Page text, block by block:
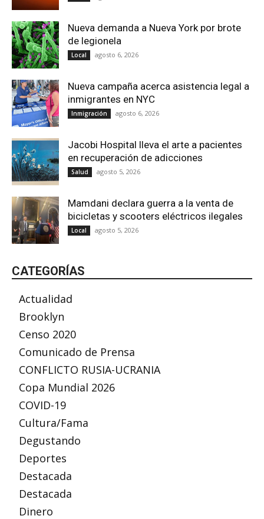
Nueva demanda a Nueva York por brote
de legionela
Local agosto 6, 2026
Nueva campaña acerca asistencia legal a
inmigrantes en NYC
Inmigración agosto 6, 2026
Jacobi Hospital lleva el arte a pacientes
en recuperación de adicciones
Salud agosto 5, 2026
Mamdani declara guerra a la venta de
bicicletas y scooters eléctricos ilegales
Local agosto 5, 2026
CATEGORÍAS
Actualidad
Brooklyn
Censo 2020
Comunicado de Prensa
CONFLICTO RUSIA-UCRANIA
Copa Mundial 2026
COVID-19
Cultura/Fama
Degustando
Deportes
Destacada
Destacada
Dinero